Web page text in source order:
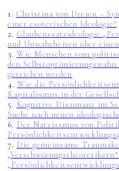
1. Christina von Dreien –
einer esoterischen Ideologie?
2. Glaubenssatzideologie
und Unwahrheiten über
3. Wie Menschen vom
den
getrieben werden
4. Wie die
Kapitalismus in der
5. Kognitive Dissonanz im
Suche nach neuen
6. Der Narzissmus von
7. Die gemeinsame